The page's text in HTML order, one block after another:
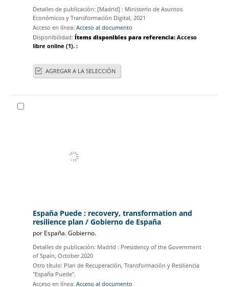
Detalles de publicación: [Madrid] : Ministerio de Asuntos
Económicos y Transformación Digital, 2021
Acceso en línea:Acceso al documento
Disponibilidad:Ítems disponibles para referencia:Acceso
libre online (1).:
AGREGAR A LA SELECCIÓN
España Puede : recovery, transformation and
resilience plan/ Gobierno de España
por España. Gobierno.
Detalles de publicación: Madrid : Presidency of the Government
of Spain, October 2020
Otro título: Plan de Recuperación, Transformación y Resiliencia
"España Puede".
Acceso en línea:Acceso al documento